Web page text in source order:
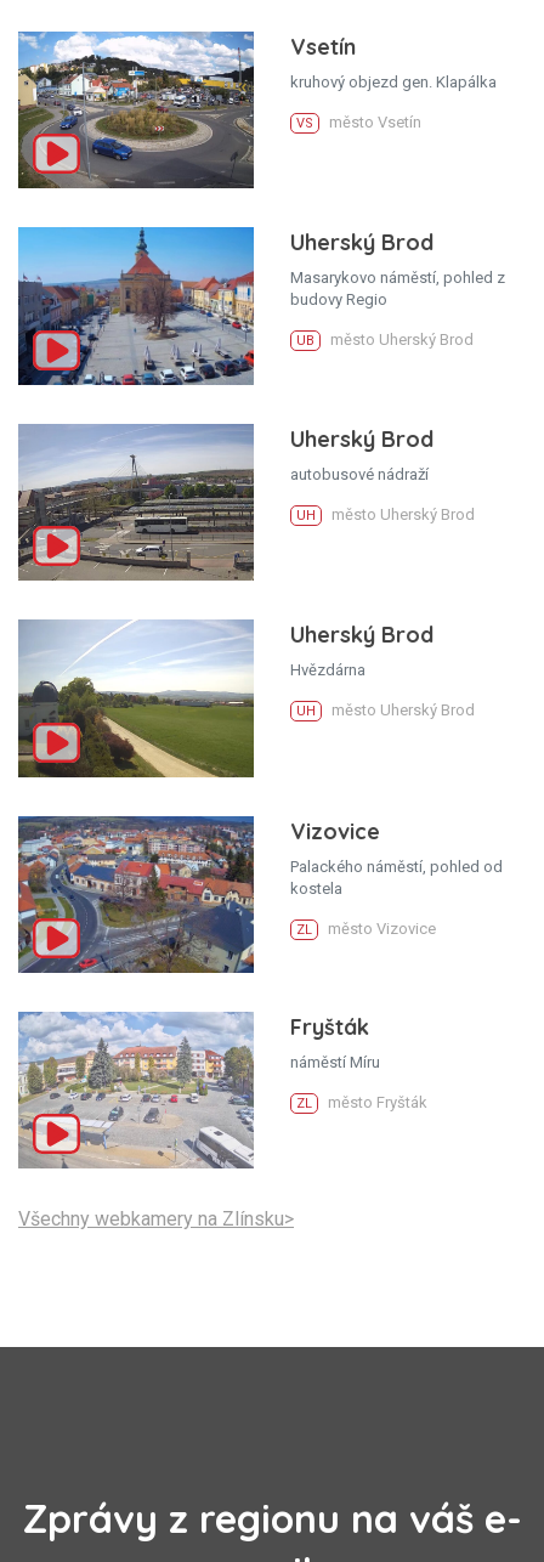
Vsetín
kruhový objezd gen. Klapálka
VS město Vsetín
Uherský Brod
Masarykovo náměstí, pohled z
budovy Regio
UB město Uherský Brod
Uherský Brod
autobusové nádraží
UH město Uherský Brod
Uherský Brod
Hvězdárna
UH město Uherský Brod
Vizovice
Palackého náměstí, pohled od
kostela
ZL město Vizovice
Fryšták
náměstí Míru
ZL město Fryšták
Všechny webkamery na Zlínsku>
Zprávy z regionu na váš e-